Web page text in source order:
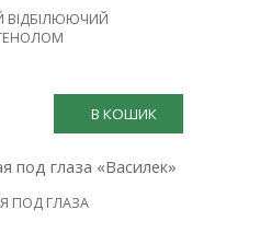
ВІДБІЛЮЮЧИЙ
В КОШИК
ПОД ГЛАЗА